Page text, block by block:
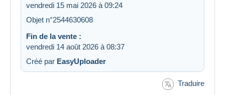
vendredi 15 mai 2026 à 09:24
Objet n°2544630608
Fin de la vente :
vendredi 14 août 2026 à 08:37
Créé par EasyUploader
Traduire